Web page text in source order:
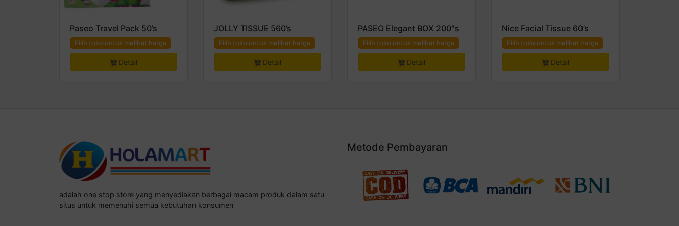
Paseo Travel Pack 50’s
Pilih toko untuk melihat harga
Detail
JOLLY TISSUE 560’s
Pilih toko untuk melihat harga
Detail
PASEO Elegant BOX 200″s
Pilih toko untuk melihat harga
Detail
Nice Facial Tissue 60’s
Pilih toko untuk melihat harga
Detail
adalah one stop store yang menyediakan berbagai macam produk dalam satu
situs untuk memenuhi semua kebutuhan konsumen
Metode Pembayaran